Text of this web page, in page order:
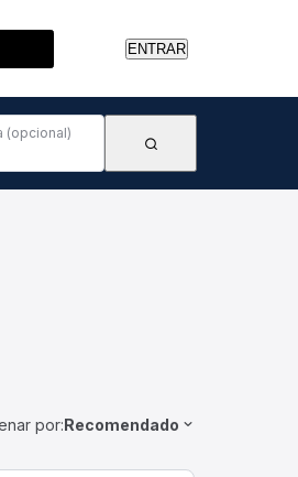
ENTRAR
(opcional)
por:Recomendado